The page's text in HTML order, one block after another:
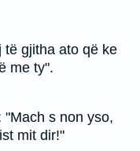
të gjitha ato që ke
me ty".
"Mach s non yso,
mit dir!"